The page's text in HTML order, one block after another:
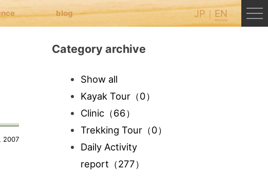
blog JP EN
2007
Category archive
Show all
Kayak Tour（0）
Clinic（66）
Trekking Tour（0）
Daily Activity
report （277）